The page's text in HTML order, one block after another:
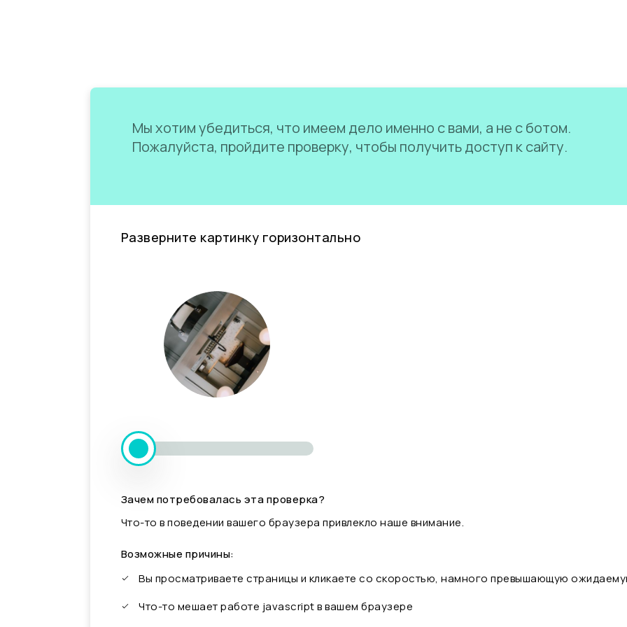
Мы хотим убедиться, что имеем дело именно с вами, а не с ботом.
Пожалуйста, пройдите проверку, чтобы получить доступ к сайту.
Разверните картинку горизонтально
Зачем потребовалась эта проверка?
Что-то в поведении вашего браузера привлекло наше внимание.
Возможные причины:
Вы просматриваете страницы и кликаете со скоростью, намного превышающую
Что-то мешает работе javascript в вашем браузере